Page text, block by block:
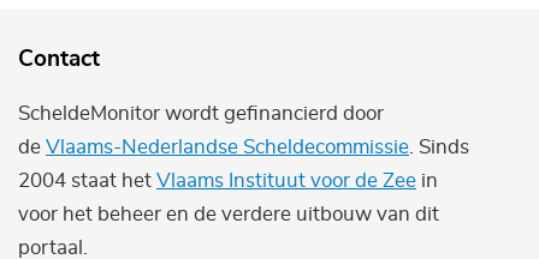
Contact
ScheldeMonitor wordt gefinancierd door
de Vlaams-Nederlandse Scheldecommissie . Sinds
2004 staat het Vlaams Instituut voor de Zee in
voor het beheer en de verdere uitbouw van dit
portaal.